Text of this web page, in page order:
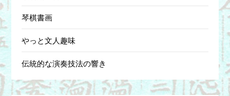
琴棋書画
やっと文人趣味
伝統的な演奏技法の響き